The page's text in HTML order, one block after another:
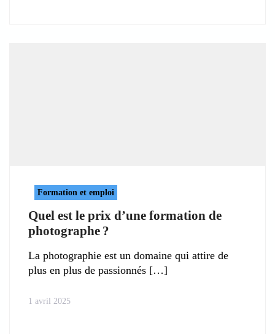
Formation et emploi
Quel est le prix d’une formation de
photographe ?
La photographie est un domaine qui attire de
plus en plus de passionnés
1 avril 2025